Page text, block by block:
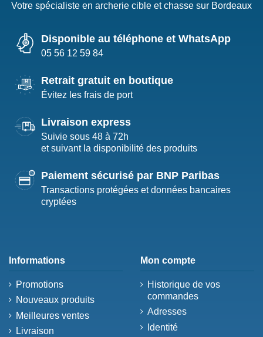
Votre spécialiste en archerie cible et chasse sur Bordeaux
Disponible au téléphone et WhatsApp
05 56 12 59 84
Retrait gratuit en boutique
Évitez les frais de port
Livraison express
Suivie sous 48 à 72h
et suivant la disponibilité des produits
Paiement sécurisé par BNP Paribas
Transactions protégées et données bancaires
cryptées
Informations
Promotions
Nouveaux produits
Meilleures ventes
Livraison
Mon compte
Historique de vos
commandes
Adresses
Identité